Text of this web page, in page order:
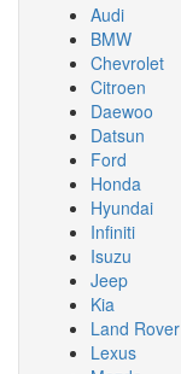
Audi
BMW
Chevrolet
Citroen
Daewoo
Datsun
Ford
Honda
Hyundai
Infiniti
Isuzu
Jeep
Kia
Land Rover
Lexus